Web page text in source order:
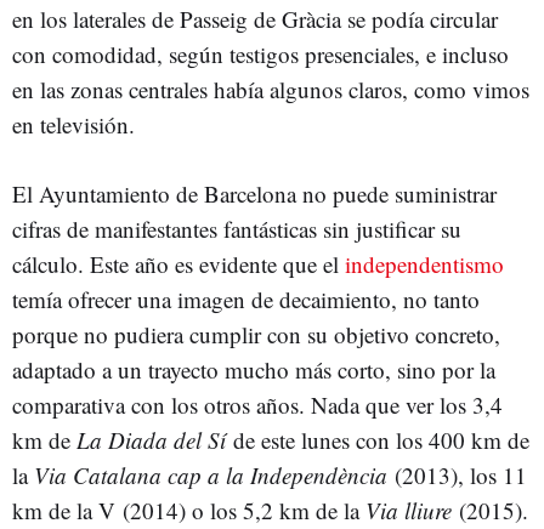
en los laterales de Passeig de Gràcia se podía circular
con comodidad, según testigos presenciales, e incluso
en las zonas centrales había algunos claros, como vimos
en televisión.
El Ayuntamiento de Barcelona no puede suministrar
cifras de manifestantes fantásticas sin justificar su
cálculo. Este año es evidente que el independentismo
temía ofrecer una imagen de decaimiento, no tanto
porque no pudiera cumplir con su objetivo concreto,
adaptado a un trayecto mucho más corto, sino por la
comparativa con los otros años. Nada que ver los 3,4
km de La Diada del Síde este lunes con los 400 km de
la Via Catalana cap a la Independència (2013), los 11
km de la V (2014) o los 5,2 km de la Via lliure (2015).